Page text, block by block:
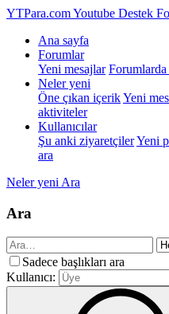
YTPara.comYoutube Destek
Ana sayfa
Forumlar
Yeni mesajlar Forumlarda
Neler yeni
Öne çıkan içerikYeni
aktiviteler
Kullanıcılar
Şu anki ziyaretçilerYeni
ara
Neler yeni Ara
Ara
Sadece başlıkları ara
Kullanıcı: